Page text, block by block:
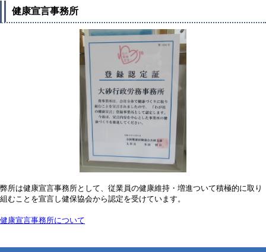
健康宣言事務所
弊所は健康宣言事務所として、従業員の健康維持・増進ついて積極的に取り
組むことを宣言し健保協会から認定を受けています。
健康宣言事務所について